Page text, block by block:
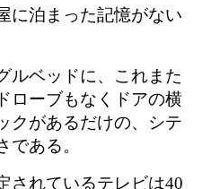
に泊まった記憶がない
ルベッドに、これまた
ローブもなくドアの横
クがあるだけの、シテ
である。
されているテレビは40